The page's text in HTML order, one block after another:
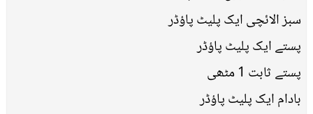
سبز الائچی ایک پلیٹ پاؤڈر
پستے ایک پلیٹ پاؤڈر
پستے ثابت 1 مٹھی
بادام ایک پلیٹ پاؤڈر